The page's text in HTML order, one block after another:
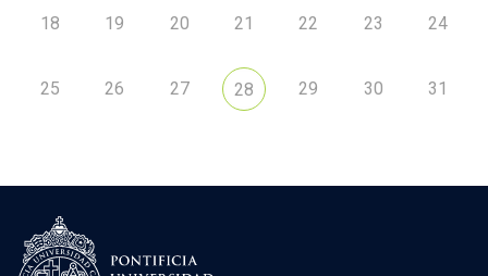
18 19 20 21 22 23 24
25 26 27 28 29 30 31